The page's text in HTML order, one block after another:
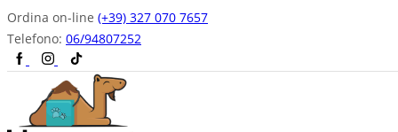
Ordina on-line (+39) 327 070 7657
Telefono: 06/94807252